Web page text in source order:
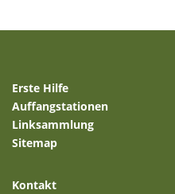
Erste Hilfe
Auffangstationen
Linksammlung
Sitemap
Kontakt